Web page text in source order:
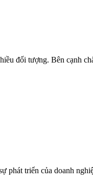
đối tượng. Bên cạnh
triển của doanh